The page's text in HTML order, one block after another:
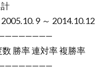
9 ～ 2014.10.12
勝率 連対率 複勝率